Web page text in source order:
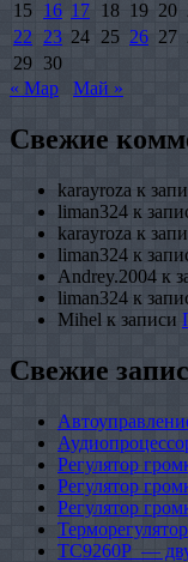
15 16 17 18 19 20
22
23 24 25 26 27
29 30
« Мар
Май »
Свежие
karayroza к
liman324 к
karayroza к
liman324 к
Andrey.2004 к
liman324 к
Mihel к записи
Свежие
Регулятор
Регулятор
Регулятор
TC9260P —